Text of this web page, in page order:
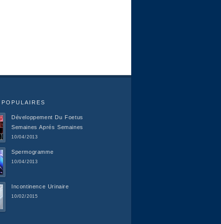
Développement Du Foetus
Semaines Aprés Semaines
10/04/2013
Spermogramme
10/04/2013
Incontinence Urinaire
10/02/2015